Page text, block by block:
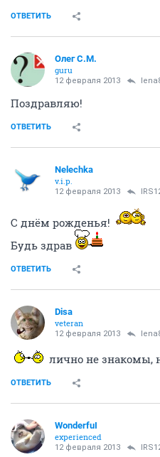
ОТВЕТИТЬ
Олег С.М.
guru
12 февраля 2013
Поздравляю!
ОТВЕТИТЬ
Nelechka
v.i.p.
12 февраля 2013
С днём рожденья!
Будь здрав
ОТВЕТИТЬ
Disa
veteran
12 февраля 2013
лично не знакомы,
ОТВЕТИТЬ
WonderfuI
experienced
12 февраля 2013